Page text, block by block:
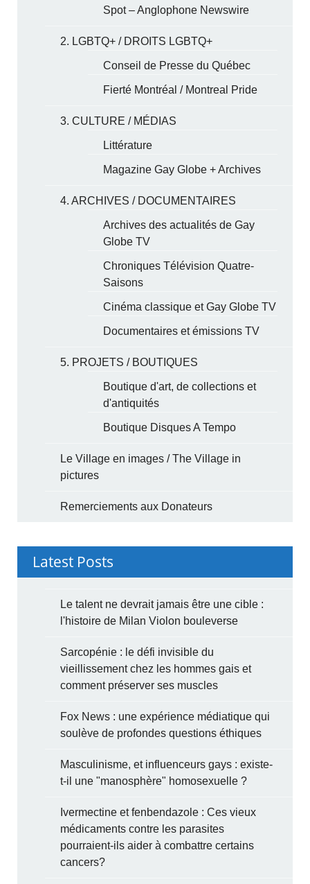
Spot – Anglophone Newswire
2. LGBTQ+ / DROITS LGBTQ+
Conseil de Presse du Québec
Fierté Montréal / Montreal Pride
3. CULTURE / MÉDIAS
Littérature
Magazine Gay Globe + Archives
4. ARCHIVES / DOCUMENTAIRES
Archives des actualités de Gay
Globe TV
Chroniques Télévision Quatre-
Saisons
Cinéma classique et Gay Globe TV
Documentaires et émissions TV
5. PROJETS / BOUTIQUES
Boutique d'art, de collections et
d'antiquités
Boutique Disques A Tempo
Le Village en images / The Village in
pictures
Remerciements aux Donateurs
Latest Posts
Le talent ne devrait jamais être une cible :
l'histoire de Milan Violon bouleverse
Sarcopénie : le défi invisible du
vieillissement chez les hommes gais et
comment préserver ses muscles
Fox News : une expérience médiatique qui
soulève de profondes questions éthiques
Masculinisme, et influenceurs gays : existe-
t-il une "manosphère" homosexuelle ?
Ivermectine et fenbendazole : Ces vieux
médicaments contre les parasites
pourraient-ils aider à combattre certains
cancers?